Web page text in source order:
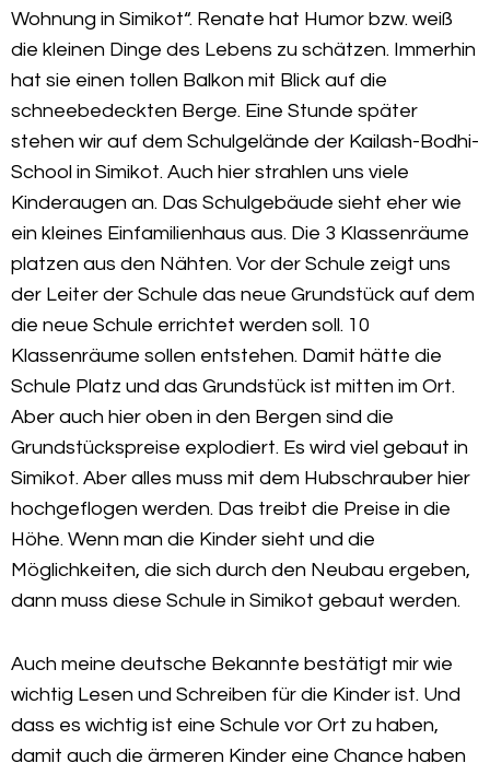
Wohnung in Simikot“. Renate hat Humor bzw. weiß
die kleinen Dinge des Lebens zu schätzen. Immerhin
hat sie einen tollen Balkon mit Blick auf die
schneebedeckten Berge. Eine Stunde später
stehen wir auf dem Schulgelände der Kailash-Bodhi-
School in Simikot. Auch hier strahlen uns viele
Kinderaugen an. Das Schulgebäude sieht eher wie
ein kleines Einfamilienhaus aus. Die 3 Klassenräume
platzen aus den Nähten. Vor der Schule zeigt uns
der Leiter der Schule das neue Grundstück auf dem
die neue Schule errichtet werden soll. 10
Klassenräume sollen entstehen. Damit hätte die
Schule Platz und das Grundstück ist mitten im Ort.
Aber auch hier oben in den Bergen sind die
Grundstückspreise explodiert. Es wird viel gebaut in
Simikot. Aber alles muss mit dem Hubschrauber hier
hochgeflogen werden. Das treibt die Preise in die
Höhe. Wenn man die Kinder sieht und die
Möglichkeiten, die sich durch den Neubau ergeben,
dann muss diese Schule in Simikot gebaut werden.
Auch meine deutsche Bekannte bestätigt mir wie
wichtig Lesen und Schreiben für die Kinder ist. Und
dass es wichtig ist eine Schule vor Ort zu haben,
damit auch die ärmeren Kinder eine Chance haben